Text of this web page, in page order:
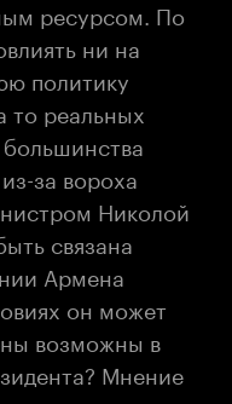
ресурсом. По
ни на
политику
то реальных
за вороха
Николой
связана
Армена
он может
возможны в
Мнение